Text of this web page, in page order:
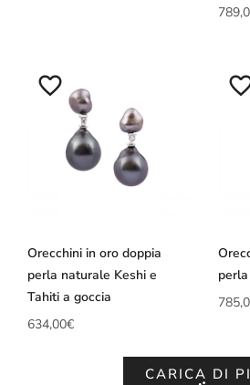
Orecchini in oro doppia
perla naturale Keshi e
Tahiti a goccia
634,00€
CARICA DI